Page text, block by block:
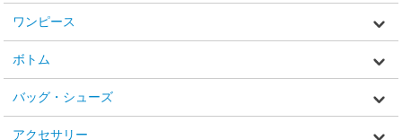
ワンピース
ボトム
バッグ・シューズ
アクセサリー